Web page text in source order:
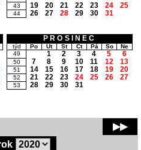
43 19 20 21 22 23 24 25
44 26 27 28 29 30 31
PROSINEC
týd Po Út St Čt Pá So
Ne
49
1 2 3 4 5 6
50 7 8 9 10 11 12 13
51 14 15 16 17 18 19 20
52 21 22 23 24 25 26 27
53 28 29 30 31
▶▶